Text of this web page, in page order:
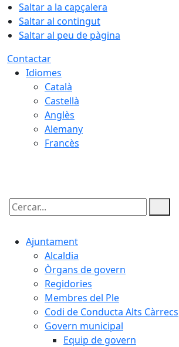
Saltar a la capçalera
Saltar al contingut
Saltar al peu de pàgina
Contactar
Idiomes
Català
Castellà
Anglès
Alemany
Francès
Cercar:
Ajuntament
Alcaldia
Òrgans de govern
Regidories
Membres del Ple
Codi de Conducta Alts Càrrecs
Govern municipal
Equip de govern